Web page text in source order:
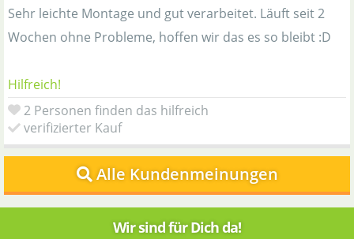
Sehr leichte Montage und gut verarbeitet. Läuft seit 2
Wochen ohne Probleme, hoffen wir das es so bleibt :D
Hilfreich!
2 Personen finden das hilfreich
verifizierter Kauf
Alle Kundenmeinungen
Wir sind für Dich da!